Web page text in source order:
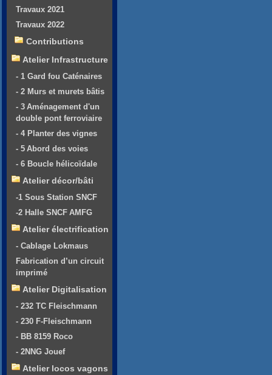
Travaux 2021
Travaux 2022
Contributions
Atelier Infrastructure
- 1 Gard fou Caténaires
- 2 Murs et murets bâtis
- 3 Aménagement d'un
double pont ferroviaire
- 4 Planter des vignes
- 5 Abord des voies
- 6 Boucle hélicoïdale
Atelier décor/bâti
-1 Sous Station SNCF
-2 Halle SNCF AMFG
Atelier électrification
- Cablage Lokmaus
Fabrication d’un circuit
imprimé
Atelier Digitalisation
- 232 TC Fleischmann
- 230 F-Fleischmann
- BB 8159 Roco
- 2NNG Jouef
Atelier locos vagons